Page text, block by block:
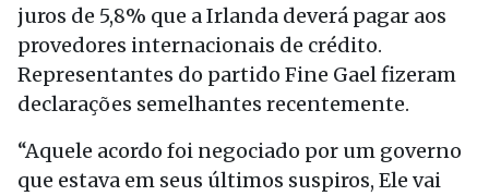
juros de 5,8% que a Irlanda deverá pagar aos
provedores internacionais de crédito.
Representantes do partido Fine Gael fizeram
declarações semelhantes recentemente.
“Aquele acordo foi negociado por um governo
que estava em seus últimos suspiros, Ele vai